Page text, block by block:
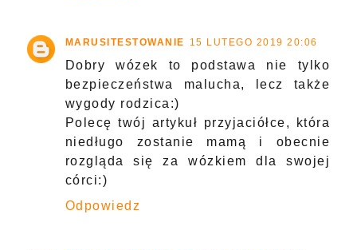
MARUSITESTOWANIE 15 LUTEGO 2019 20:06
Dobry wózek to podstawa nie tylko
bezpieczeństwa malucha, lecz także
wygody rodzica:)
Polecę twój artykuł przyjaciółce, która
niedługo zostanie mamą i obecnie
rozgląda się za wózkiem dla swojej
córci:)
Odpowiedz